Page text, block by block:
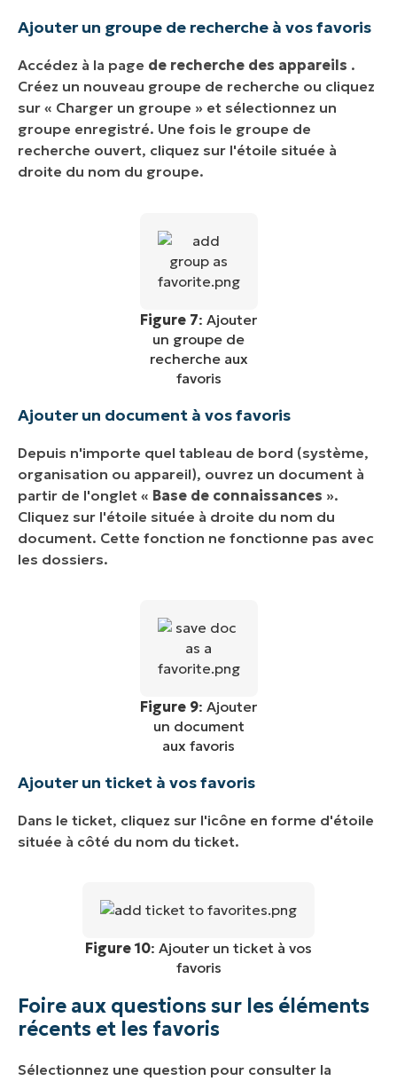
Ajouter un groupe de recherche à vos favoris
Accédez à la page de recherche des appareils .
Créez un nouveau groupe de recherche ou cliquez
sur « Charger un groupe » et sélectionnez un
groupe enregistré. Une fois le groupe de
recherche ouvert, cliquez sur l'étoile située à
droite du nom du groupe.
Figure 7: Ajouter
un groupe de
recherche aux
favoris
Ajouter un document à vos favoris
Depuis n'importe quel tableau de bord (système,
organisation ou appareil), ouvrez un document à
partir de l'onglet « Base de connaissances ».
Cliquez sur l'étoile située à droite du nom du
document. Cette fonction ne fonctionne pas avec
les dossiers.
Figure 9: Ajouter
un document
aux favoris
Ajouter un ticket à vos favoris
Dans le ticket, cliquez sur l'icône en forme d'étoile
située à côté du nom du ticket.
Figure 10: Ajouter un ticket à vos
favoris
Foire aux questions sur les éléments
récents et les favoris
Sélectionnez une question pour consulter la